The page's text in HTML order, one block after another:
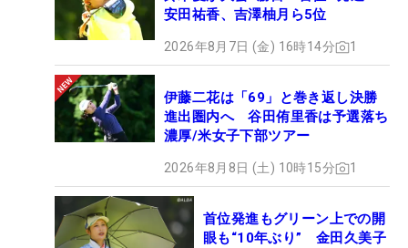
安田祐香、吉澤柚月ら5位
2026年8月7日 (金) 16時14分 1
伊藤二花は「69」と巻き返し決勝
進出圏内へ 谷田侑里香は予選落ち
濃厚/米女子下部ツアー
2026年8月8日 (土) 10時15分 1
首位発進もグリーン上での開
眼も“10年ぶり” 金田久美子